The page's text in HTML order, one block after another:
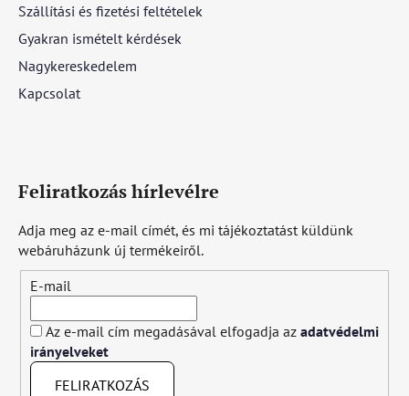
Szállítási és fizetési feltételek
Gyakran ismételt kérdések
Nagykereskedelem
Kapcsolat
Feliratkozás hírlevélre
Adja meg az e-mail címét, és mi tájékoztatást küldünk
webáruházunk új termékeiről.
E-mail
Az e-mail cím megadásával elfogadja az adatvédelmi
irányelveket
FELIRATKOZÁS